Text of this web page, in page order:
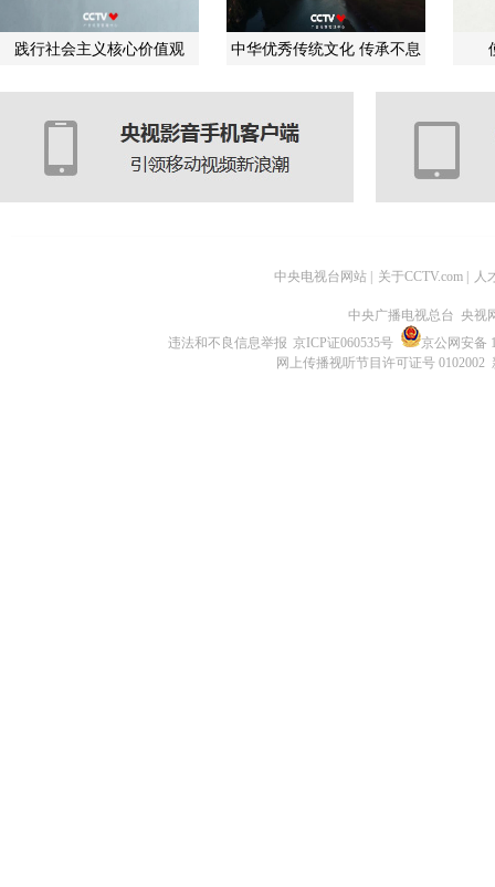
践行社会主义核心价值观 中华优秀传统文化 传承不息
中央电视台网站 关于CCTV.com 人
中央广播电视总台 央视
违法和不良信息举报 京ICP证060535号
京公网安备
网上传播视听节目许可证号 0102002